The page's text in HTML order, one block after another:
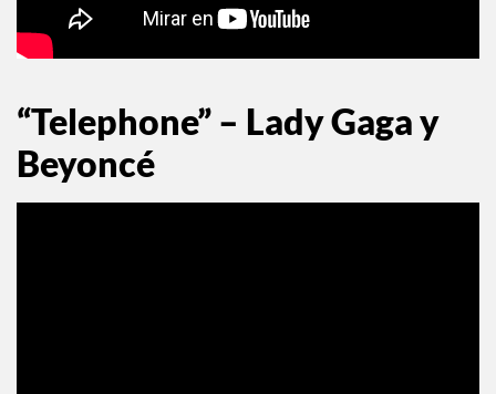
“Telephone” – Lady Gaga y
Beyoncé